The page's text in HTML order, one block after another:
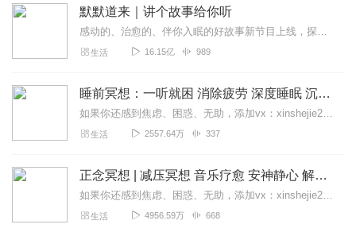
默默道来｜讲个故事给你听
感动的、治愈的、伴你入眠的好故事新节目上线，探索现实世界的无尽魅力，追求对生活的真实记录《听见人间真相》（点击名称，直达专辑）网易人间故事集持续更新中，邀您关注...
生活 16.15亿 989
睡前冥想：一听就困 消除疲劳 深度睡眠 沉浸体验
如果你还感到焦虑、困惑、无助，添加vx：xinshejie2018、vx公众号：宣萱心伴，与主播宣萱开启心灵交流之旅，共建温暖的精神家园！如果你喜欢我的内容，请...
生活 2557.64万 337
正念冥想 | 减压冥想 音乐疗愈 安神静心 解郁降噪
如果你还感到焦虑、困惑、无助，添加vx：xinshejie2018、vx公众号：宣萱心伴，与主播宣萱开启心灵交流之旅，共建温暖的精神家园！如果你喜欢我的内容，请...
生活 4956.59万 668